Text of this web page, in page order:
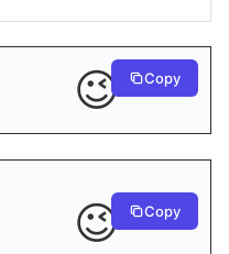
😉 Copy
😉 Copy